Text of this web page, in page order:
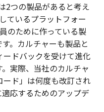
2つの製品があると考え
ているプラットフォー
のために作っている製
。カルチャーも製品と
ドバックを受けて進化
実際、当社のカルチャ
ド」は何度も改訂され
応するためのアップデ